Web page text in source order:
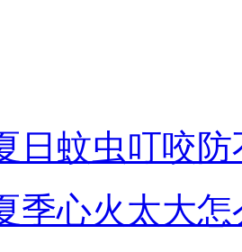
日蚊虫叮咬
季心火太大